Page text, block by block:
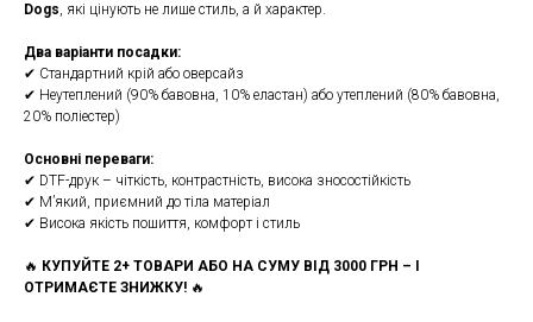
Dogs, які цінують не лише стиль, а й характер.
Два варіанти посадки:
✔ Стандартний крій або оверсайз
✔ Неутеплений (90% бавовна, 10% еластан) або утеплений (80% бавовна,
20% поліестер)
Основні переваги:
✔ DTF-друк – чіткість, контрастність, висока зносостійкість
✔ М’який, приємний до тіла матеріал
✔ Висока якість пошиття, комфорт і стиль
🔥 КУПУЙТЕ 2+ ТОВАРИ АБО НА СУМУ ВІД 3000 ГРН – І
ОТРИМАЄТЕ ЗНИЖКУ! 🔥